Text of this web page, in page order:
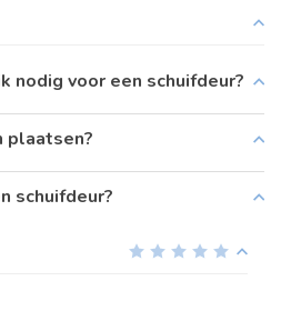
nodig voor een schuifdeur?
plaatsen?
schuifdeur?